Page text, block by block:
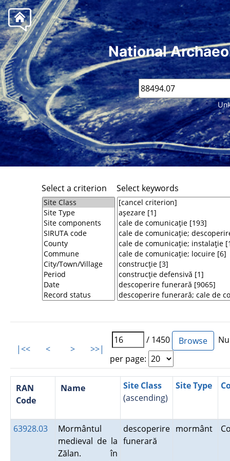
National
Select a criterion Select keywords
|<< < > >>|
/ 1450
per page:
RAN
Code
Name
Site Class
(ascending)
Site Type
63928.03
Mormântul
medieval de la
Zălan. în
descoperire
funerară
mormânt